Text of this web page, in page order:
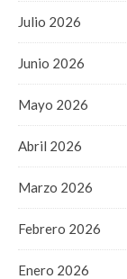
Julio 2026
Junio 2026
Mayo 2026
Abril 2026
Marzo 2026
Febrero 2026
Enero 2026